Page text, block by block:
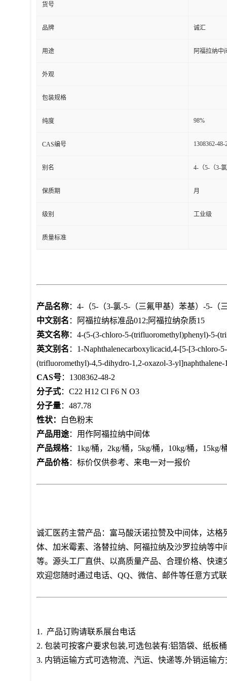
货号
品牌 诚汇
用途 阿福拉纳中
外观
包装规格
纯度 98%
CAS编号 1308362-48-
别名 4-（5-（3-
保质期 月
级别 工业级
质量标准
产品名称：4-（5-（3-氯-5-（三氟甲基）苯基）-5-（
中文别名 ：阿福拉纳标准品012;阿福拉纳杂质15
英文名称：4-(5-(3-chloro-5-(trifluoromethyl)phenyl)-5-
英文别名 ：1-Naphthalenecarboxylicacid,4-[5-[3-
(trifluoromethyl)-4,5-dihydro-1,2-oxazol-3-
CAS号：1308362-48-2
分子式：C22 H12 Cl F6 N O3
分子量：487.78
性状：
白色粉末
产品用途：用作阿福拉纳中间体
产品规格：1kg/桶，2kg/桶，5kg/桶，10kg/桶，
产品价格：标价仅供参考、来电一对一报价
诚汇医药主营产品：富马酸沃诺拉赞及中间体，达
体、加米霉素、洛替拉纳、阿福拉纳及沙罗拉纳等
等。源头工厂直供、以高质量产品、合理价格、快
欢迎您随时通过电话、QQ、微信、邮件等任意方式
1. 产品订购请联系展台电话
2. 包装可按客户要求包装,可选包装有:铝箔袋、纸板
3. 内销运输方式可选物流、汽运、快递等,外销运输